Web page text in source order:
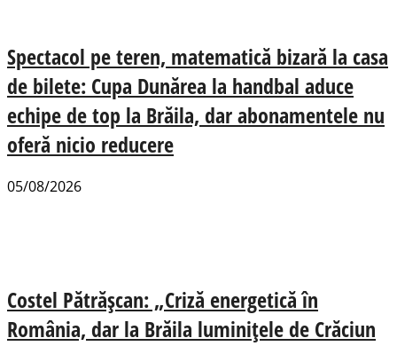
Spectacol pe teren, matematică bizară la casa
de bilete: Cupa Dunărea la handbal aduce
echipe de top la Brăila, dar abonamentele nu
oferă nicio reducere
05/08/2026
Costel Pătrășcan: „Criză energetică în
România, dar la Brăila luminițele de Crăciun